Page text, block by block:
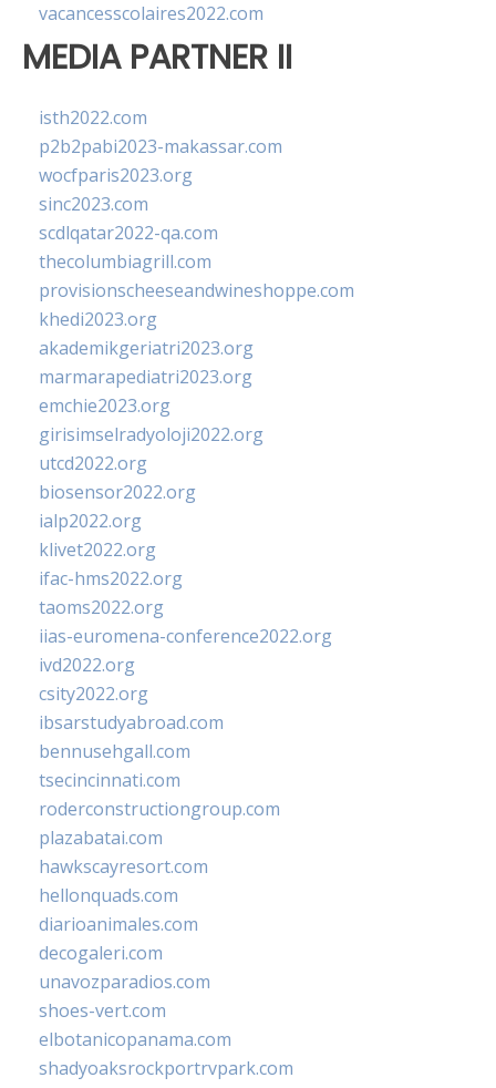
vacancesscolaires2022.com
MEDIA PARTNER II
isth2022.com
p2b2pabi2023-makassar.com
wocfparis2023.org
sinc2023.com
scdlqatar2022-qa.com
thecolumbiagrill.com
provisionscheeseandwineshoppe.com
khedi2023.org
akademikgeriatri2023.org
marmarapediatri2023.org
emchie2023.org
girisimselradyoloji2022.org
utcd2022.org
biosensor2022.org
ialp2022.org
klivet2022.org
ifac-hms2022.org
taoms2022.org
iias-euromena-conference2022.org
ivd2022.org
csity2022.org
ibsarstudyabroad.com
bennusehgall.com
tsecincinnati.com
roderconstructiongroup.com
plazabatai.com
hawkscayresort.com
hellonquads.com
diarioanimales.com
decogaleri.com
unavozparadios.com
shoes-vert.com
elbotanicopanama.com
shadyoaksrockportrvpark.com